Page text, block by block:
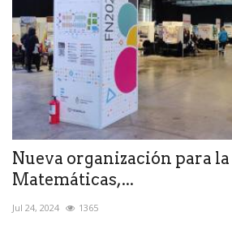
Nueva organización para
Matemáticas,...
Jul 24, 2024 1365